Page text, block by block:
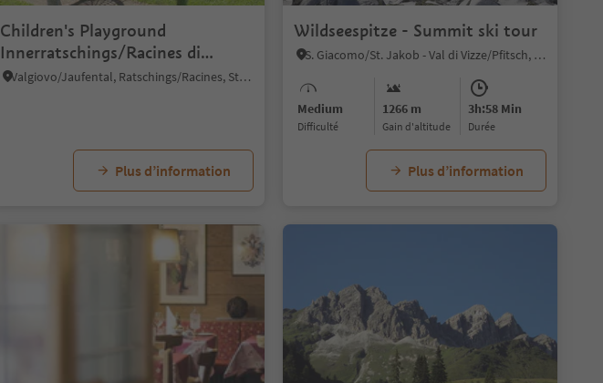
Children's Playground
Innerratschings/Racines di
Dentro
Valgiovo/Jaufental, Ratschings/Racines, Sterzing/Vipiteno and environs
Plus d’information
Wildseespitze - Summit ski tour
S. Giacomo/St. Jakob - Val di Vizze/Pfitsch, Pfitsch/Val di Vizze, Sterzing/Vipiteno and environs
Medium
Difficulté
1266 m
Gain d'altitude
3h:58 Min
durée
Plus d’information
1/5